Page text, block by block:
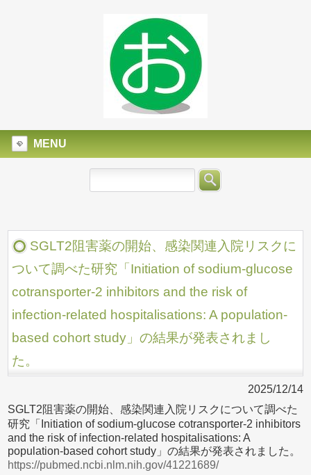
MENU
SGLT2阻害薬の開始、感染関連入院リスクに
ついて調べた研究「Initiation of sodium-glucose
cotransporter-2 inhibitors and the risk of
infection-related hospitalisations: A population-
based cohort study」の結果が発表されまし
た。
2025/12/14
SGLT2阻害薬の開始、感染関連入院リスクについて調べた
研究「Initiation of sodium-glucose cotransporter-2 inhibitors
and the risk of infection-related hospitalisations: A
population-based cohort study」の結果が発表されました。
https://pubmed.ncbi.nlm.nih.gov/41221689/